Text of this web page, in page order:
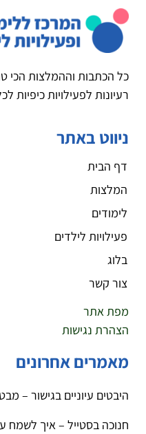
כל הכתבות וההמלצות הכי
רעיונות לפעילויות כיפיות
ניווט באתר
דף הבית
המלצות
לימודים
פעילויות לילדים
בלוג
צור קשר
מפת אתר
הצהרת נגישות
מאמרים אחרונים
היבטים עיוניים בגישור –
חנוכה בסטייל – איך לשמח